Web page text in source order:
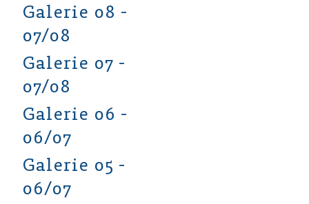
Galerie 08 -
07/08
Galerie 07 -
07/08
Galerie 06 -
06/07
Galerie 05 -
06/07